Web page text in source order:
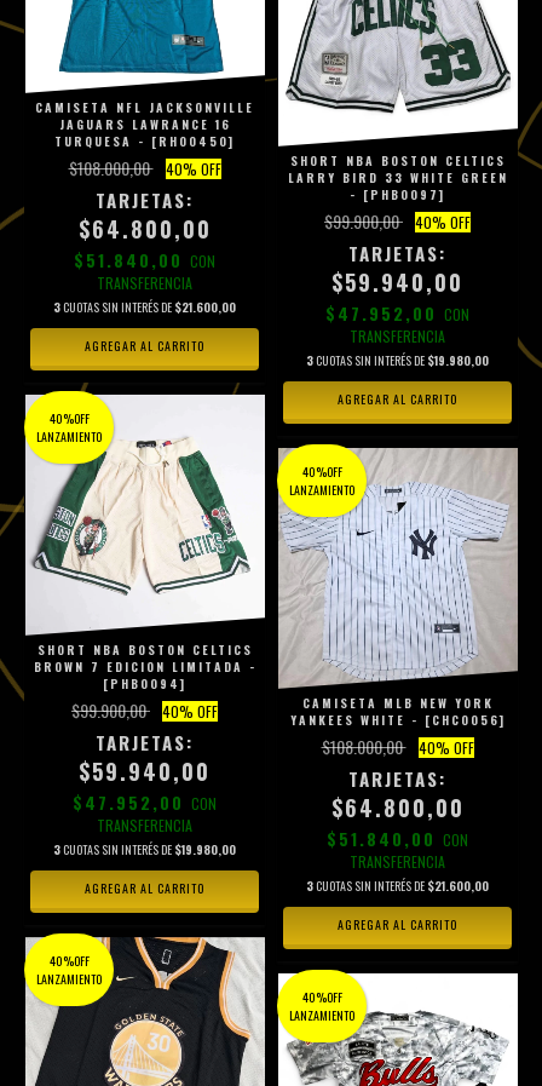
CAMISETA NFL JACKSONVILLE
JAGUARS LAWRANCE 16
TURQUESA - [RH00450]
$108.000,00 40% OFF
$64.800,00
$51.840,00 CON
TRANSFERENCIA
3CUOTAS SIN INTERÉS DE $21.600,00
AGREGAR AL CARRITO
SHORT NBA BOSTON CELTICS
LARRY BIRD 33 WHITE GREEN
- [PHB0097]
$99.900,00 40% OFF
$59.940,00
$47.952,00 CON
TRANSFERENCIA
3CUOTAS SIN INTERÉS DE $19.980,00
AGREGAR AL CARRITO
40%OFF
LANZAMIENTO
SHORT NBA BOSTON CELTICS
BROWN 7 EDICION LIMITADA -
[PHB0094]
$99.900,00 40% OFF
$59.940,00
$47.952,00 CON
TRANSFERENCIA
3CUOTAS SIN INTERÉS DE $19.980,00
AGREGAR AL CARRITO
40%OFF
LANZAMIENTO
CAMISETA MLB NEW YORK
YANKEES WHITE - [CHC0056]
$108.000,00 40% OFF
$64.800,00
$51.840,00 CON
TRANSFERENCIA
3CUOTAS SIN INTERÉS DE $21.600,00
AGREGAR AL CARRITO
40%OFF
LANZAMIENTO
40%OFF
LANZAMIENTO